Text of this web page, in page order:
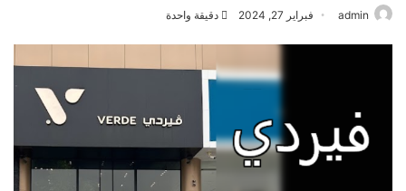
admin فبراير 27, 2024 دقيقة واحدة